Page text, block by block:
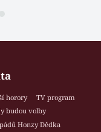
horory
TV program
budou volby
Honzy Dědka